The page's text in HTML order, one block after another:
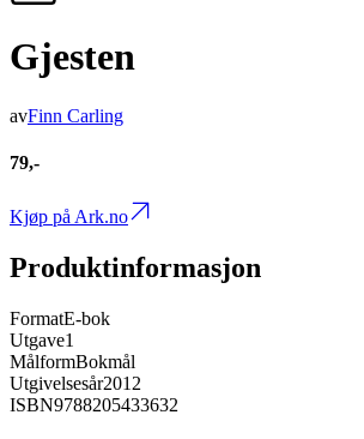
Gjesten
avFinn Carling
79,-
Kjøp på Ark.no
Produktinformasjon
FormatE-bok
Utgave1
MålformBokmål
Utgivelsesår2012
ISBN9788205433632